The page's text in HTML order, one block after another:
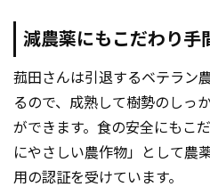
減農薬にもこだわり手
菰田さんは引退するベテラン
るので、成熟して樹勢のしっ
ができます。食の安全にもこ
にやさしい農作物」として農
用の認証を受けています。